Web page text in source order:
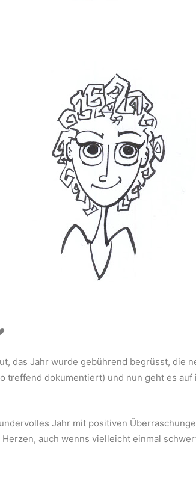
das Jahr wurde gebührend begrüsst, die
treffend dokumentiert) und nun geht es
Jahr mit positiven
Herzen, auch wenns vielleicht einmal